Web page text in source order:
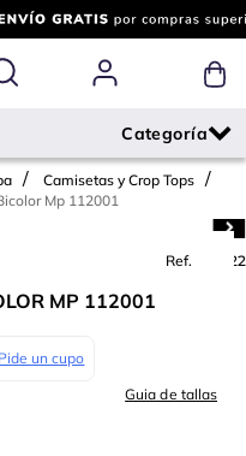
Camisetas y Crop Tops
Mp 112001
Ref.
779822
MP 112001
Guia de tallas